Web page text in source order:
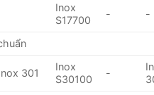
Inox
S17700
- -
301
Inox
S30100
-